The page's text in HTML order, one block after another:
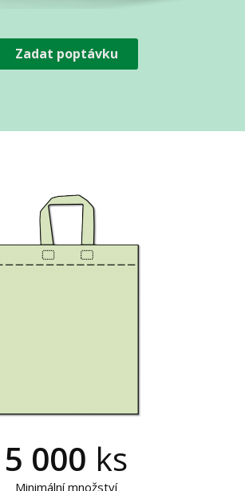
Zadat poptávku
5 000 ks
Minimální množství